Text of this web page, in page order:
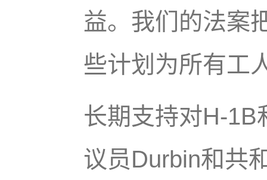
益。我们的法案
些计划为所有工
长期支持对H-1B
议员Durbin和共